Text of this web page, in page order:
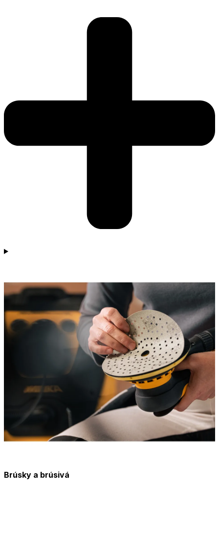
Brúsky a brúsivá